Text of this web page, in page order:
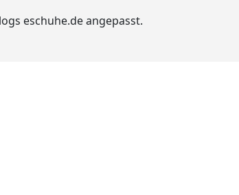
eschuhe.de angepasst.